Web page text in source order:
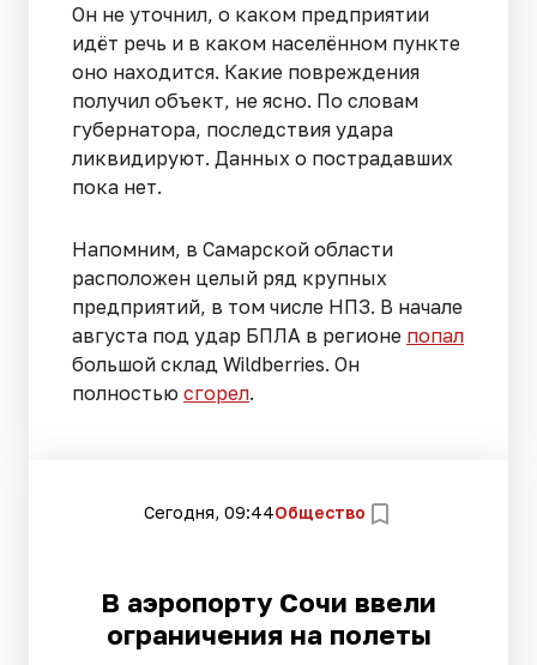
Он не уточнил, о каком предприятии
идёт речь и в каком населённом пункте
оно находится. Какие повреждения
получил объект, не ясно. По словам
губернатора, последствия удара
ликвидируют. Данных о пострадавших
пока нет.
Напомним, в Самарской области
расположен целый ряд крупных
предприятий, в том числе НПЗ. В начале
августа под удар БПЛА в регионе попал
большой склад Wildberries. Он
полностью сгорел.
Сегодня, 09:44Общество
В аэропорту Сочи ввели
ограничения на полеты